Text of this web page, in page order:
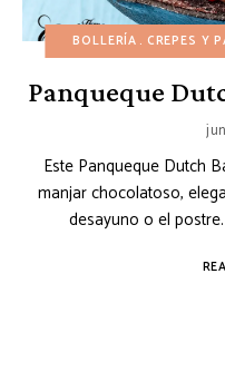
BOLLERÍA CREPES Y
Panqueque
Este Panqueque Dutch
manjar chocolatoso,
desayuno o el